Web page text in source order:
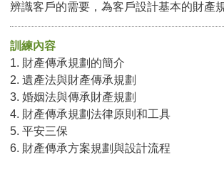
辨識客戶的需要，為客戶設計基本的財產
訓練內容
1. 財產傳承規劃的簡介
2. 遺產法與財產傳承規劃
3. 婚姻法與傳承財產規劃
4. 財產傳承規劃法律原則和工具
5. 平安三保
6. 財產傳承方案規劃與設計流程